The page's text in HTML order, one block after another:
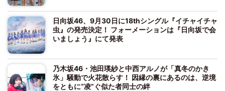
日向坂46、9月30日に18thシングル『イチャイチャ
虫』の発売決定！ フォーメーションは『日向坂で会
いましょう』にて発表
乃木坂46・池田瑛紗と中西アルノが「真冬のかき
氷」騒動で火花散らす！ 因縁の裏にあるのは、逆境
をともに“凌”ぐ似た者同士の絆